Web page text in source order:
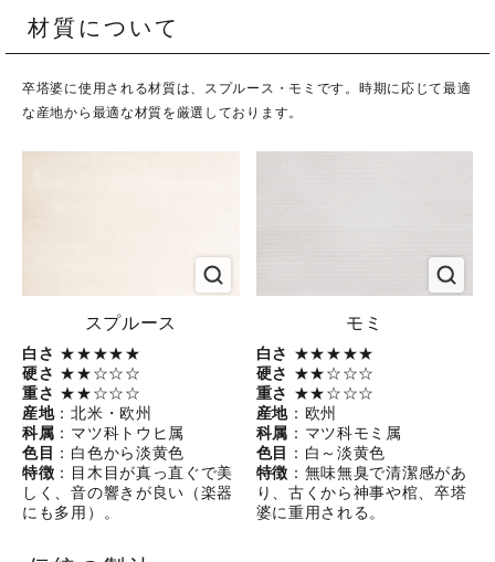
材質について
卒塔婆に使用される材質は、スプルース・モミです。時期に応じて最適
な産地から最適な材質を厳選しております。
スプルース
白さ ★★★★★
硬さ ★★☆☆☆
重さ ★★☆☆☆
産地：北米・欧州
科属 ：マツ科トウヒ属
色目 ：白色から淡黄色
特徴 ：目木目が真っ直ぐで美
しく、音の響きが良い（楽器
にも多用）。
モミ
白さ ★★★★★
硬さ ★★☆☆☆
重さ ★★☆☆☆
産地：欧州
科属 ：マツ科モミ属
色目
：白～淡黄色
特徴 ：無味無臭で清潔感があ
り、古くから神事や棺、卒塔
婆に重用される。